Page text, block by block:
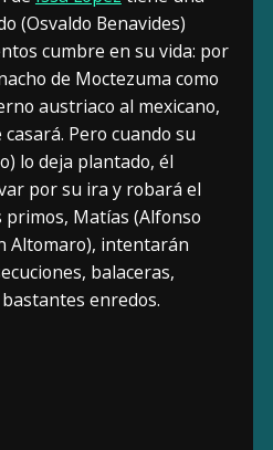
(Osvaldo Benavides)
cumbre en su vida: por
de Moctezuma como
austriaco al mexicano,
Pero cuando su
lo deja plantado, él
por su ira y robará el
Matías (Alfonso
Altomaro), intentarán
balaceras,
enredos.